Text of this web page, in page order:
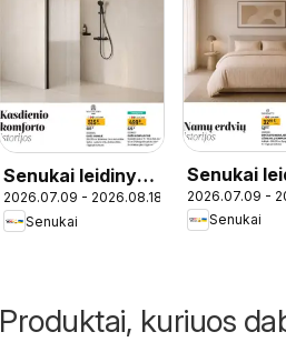
Senukai leidinys -
Leidinys Nr. 22
2026.07.09 - 2026.08.18
Senukai
Senukai
Leidinys
2026.07.09 -
Senukai
Produktai, kuriuos